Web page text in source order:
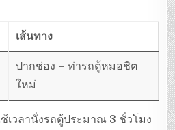
เส้นทาง
ปากช่อง – ท่ารถตู้หมอชิต
ใหม่
เวลานั่งรถตู้ประมาณ 3 ชั่วโมง